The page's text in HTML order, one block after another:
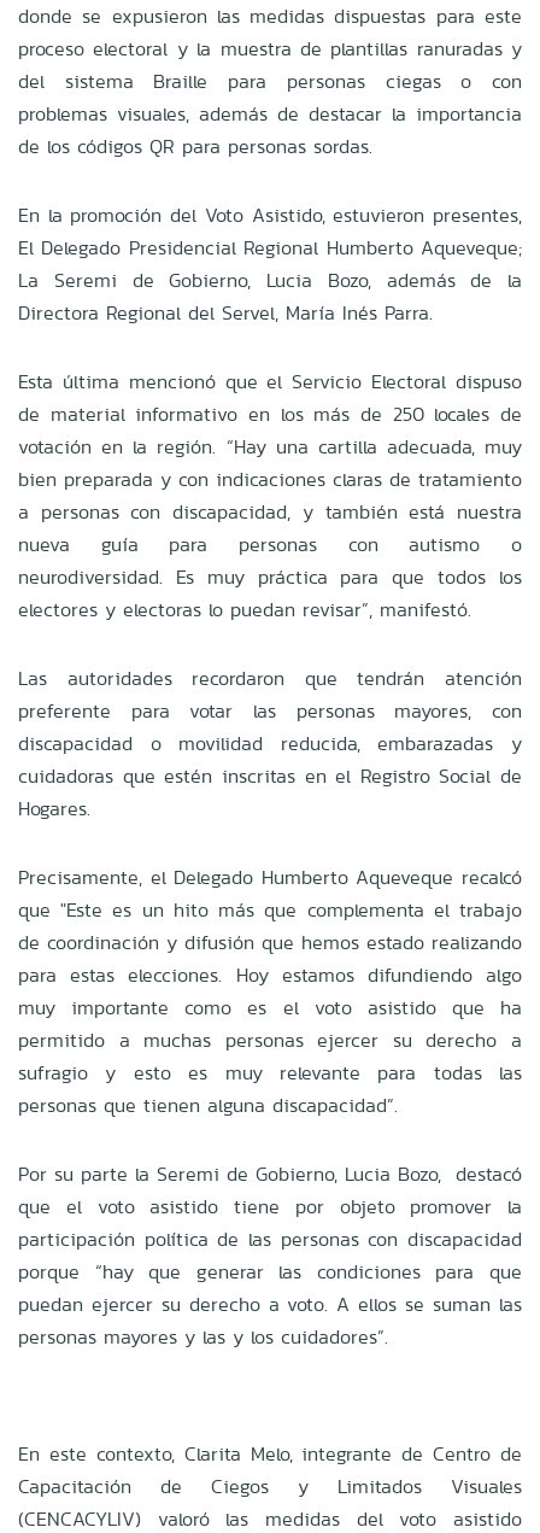
donde se expusieron las medidas dispuestas para este
proceso electoral y la muestra de plantillas ranuradas y
del sistema Braille para personas ciegas o con
problemas visuales, además de destacar la importancia
de los códigos QR para personas sordas.
En la promoción del Voto Asistido, estuvieron presentes,
El Delegado Presidencial Regional Humberto Aqueveque;
La Seremi de Gobierno, Lucia Bozo, además de la
Directora Regional del Servel, María Inés Parra.
Esta última mencionó que el Servicio Electoral dispuso
de material informativo en los más de 250 locales de
votación en la región. “Hay una cartilla adecuada, muy
bien preparada y con indicaciones claras de tratamiento
a personas con discapacidad, y también está nuestra
nueva guía para personas con autismo o
neurodiversidad. Es muy práctica para que todos los
electores y electoras lo puedan revisar”, manifestó.
Las autoridades recordaron que tendrán atención
preferente para votar las personas mayores, con
discapacidad o movilidad reducida, embarazadas y
cuidadoras que estén inscritas en el Registro Social de
Hogares.
Precisamente, el Delegado Humberto Aqueveque recalcó
que "Este es un hito más que complementa el trabajo
de coordinación y difusión que hemos estado realizando
para estas elecciones. Hoy estamos difundiendo algo
muy importante como es el voto asistido que ha
permitido a muchas personas ejercer su derecho a
sufragio y esto es muy relevante para todas las
personas que tienen alguna discapacidad”.
Por su parte la Seremi de Gobierno, Lucia Bozo, destacó
que el voto asistido tiene por objeto promover la
participación política de las personas con discapacidad
porque “hay que generar las condiciones para que
puedan ejercer su derecho a voto. A ellos se suman las
personas mayores y las y los cuidadores”.
En este contexto, Clarita Melo, integrante de Centro de
Capacitación de Ciegos y Limitados Visuales
(CENCACYLIV) valoró las medidas del voto asistido